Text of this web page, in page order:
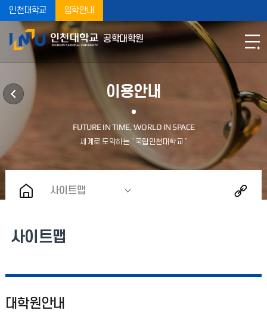
인천대학교 입학안내
공학대학원
이용안내
사이트맵
사이트맵
대학원안내